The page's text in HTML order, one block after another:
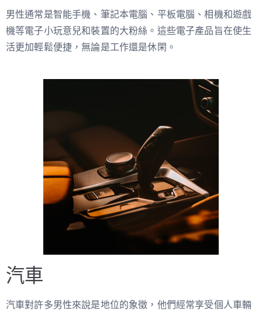
男性通常是智能手機、筆記本電腦、平板電腦、相機和遊戲
機等電子小玩意兒和裝置的大粉絲。這些電子產品旨在使生
活更加輕鬆便捷，無論是工作還是休閑。
汽車
汽車對許多男性來說是地位的象徵，他們經常享受個人車輛